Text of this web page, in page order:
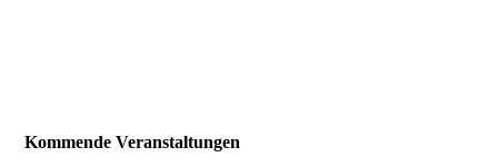
Kommende Veranstaltungen